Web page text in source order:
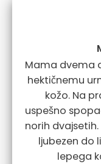
Mama dvema
hektičnemu
kožo. Na
uspešno
norih
ljubezen do
lepega